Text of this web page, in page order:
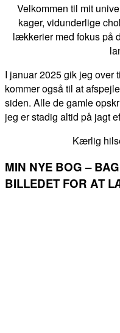
Velkommen til mit
kager, vidunderlige
lækkerier med fokus på
I januar 2025 gik jeg over
kommer også til at
siden. Alle de gamle
jeg er stadig altid på jagt
Kærlig
MIN NYE BOG –
BILLEDET FOR AT